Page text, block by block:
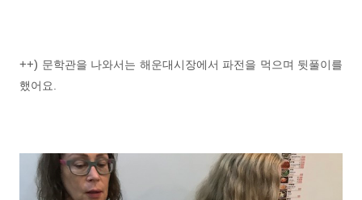
++) 문학관을 나와서는 해운대시장에서 파전을 먹으며 뒷풀이를
했어요.